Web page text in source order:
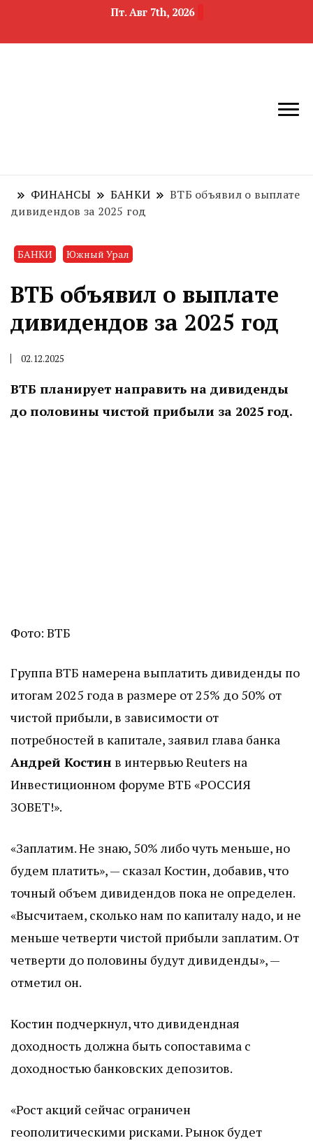
Пт. Авг 7th, 2026
область
недвижимости
ФИНАНСЫ БАНКИ
ВТБ объявил о выплате
дивидендов за 2025 год
БАНКИ Южный Урал
ВТБ объявил о выплате
дивидендов за 2025 год
02.12.2025
ВТБ планирует направить на дивиденды
до половины чистой прибыли за 2025 год.
Фото: ВТБ
Группа ВТБ намерена выплатить дивиденды по
итогам 2025 года в размере от 25% до 50% от
чистой прибыли, в зависимости от
потребностей в капитале, заявил глава банка
Андрей Костин в интервью Reuters на
Инвестиционном форуме ВТБ «РОССИЯ
ЗОВЕТ!».
«Заплатим. Не знаю, 50% либо чуть меньше, но
будем платить», — сказал Костин, добавив, что
точный объем дивидендов пока не определен.
«Высчитаем, сколько нам по капиталу надо, и не
меньше четверти чистой прибыли заплатим. От
четверти до половины будут дивиденды», —
отметил он.
Костин подчеркнул, что дивидендная
доходность должна быть сопоставима с
доходностью банковских депозитов.
«Рост акций сейчас ограничен
геополитическими рисками. Рынок будет